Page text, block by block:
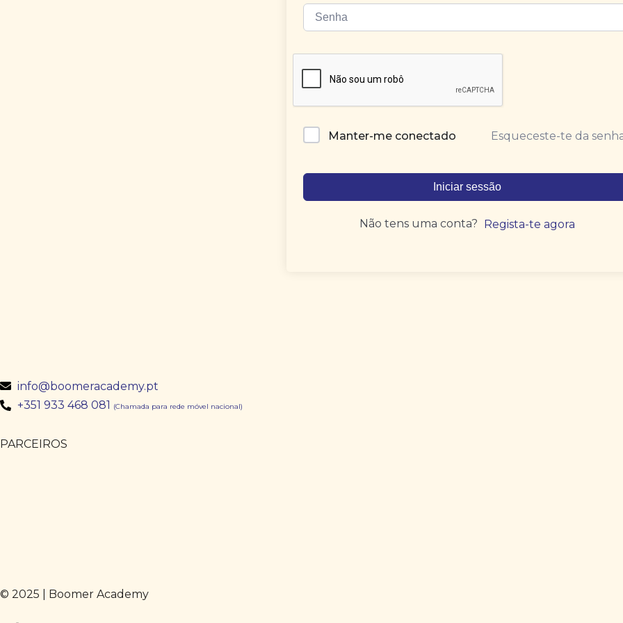
Manter-me conectado Esqueceste-te da
Iniciar sessão
Não tens uma conta? Regista-te agora
info@boomeracademy.pt
+351 933 468 081 (Chamada para rede móvel nacional)
PARCEIROS
© 2025 | Boomer Academy